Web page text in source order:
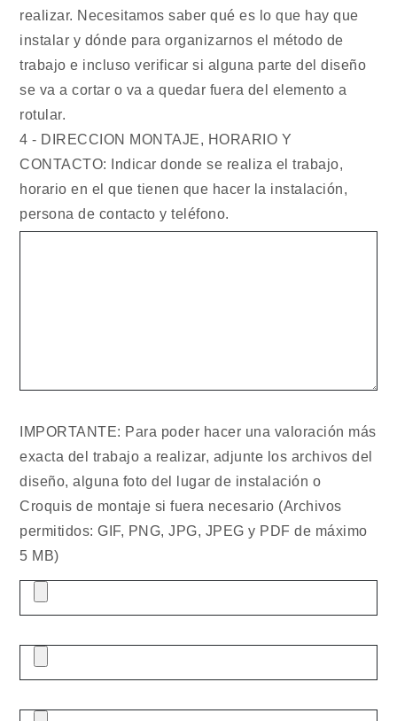
realizar. Necesitamos saber qué es lo que hay que
instalar y dónde para organizarnos el método de
trabajo e incluso verificar si alguna parte del diseño
se va a cortar o va a quedar fuera del elemento a
rotular.
4 - DIRECCION MONTAJE, HORARIO Y
CONTACTO: Indicar donde se realiza el trabajo,
horario en el que tienen que hacer la instalación,
persona de contacto y teléfono.
IMPORTANTE: Para poder hacer una valoración más
exacta del trabajo a realizar, adjunte los archivos del
diseño, alguna foto del lugar de instalación o
Croquis de montaje si fuera necesario (Archivos
permitidos: GIF, PNG, JPG, JPEG y PDF de máximo
5 MB)